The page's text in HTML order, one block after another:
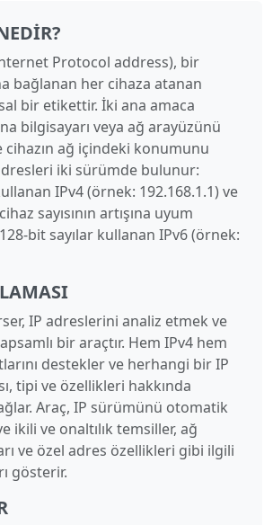
Protocol address), bir
bağlanan her cihaza atanan
bir etikettir. İki ana amaca
bilgisayarı veya ağ arayüzünü
cihazın ağ içindeki konumunu
iki sürümde bulunur:
IPv4 (örnek: 192.168.1.1) ve
sayısının artışına uyum
sayılar kullanan IPv6 (örnek:
IP adreslerini analiz etmek ve
bir araçtır. Hem IPv4 hem
destekler ve herhangi bir IP
tipi ve özellikleri hakkında
Araç, IP sürümünü otomatik
ikili ve onaltılık temsiller, ağ
ve özel adres özellikleri gibi ilgili
gösterir.